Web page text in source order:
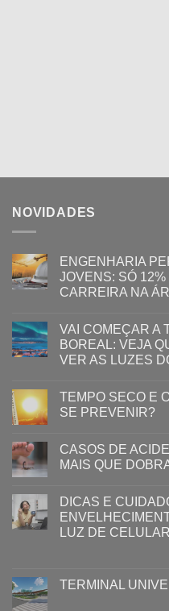
NOVIDADES
ENGENHARIA
JOVENS: SÓ
CARREIRA NA
VAI COMEÇAR A
BOREAL: VEJA
VER AS LUZES
TEMPO SECO E
SE PREVENIR?
CASOS DE
MAIS QUE
DICAS E
LUZ ​DE
TERMINAL